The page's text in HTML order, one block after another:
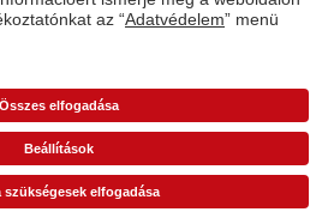
kapcsolatos kérdések esetén
451-1088Hétfő-vasárnap: 8:00–17:00 óráig.
és az ÁFÁ-t tartalmazzák, de nem tartalmazzák a
átvétel esetén sem).
A képen látható